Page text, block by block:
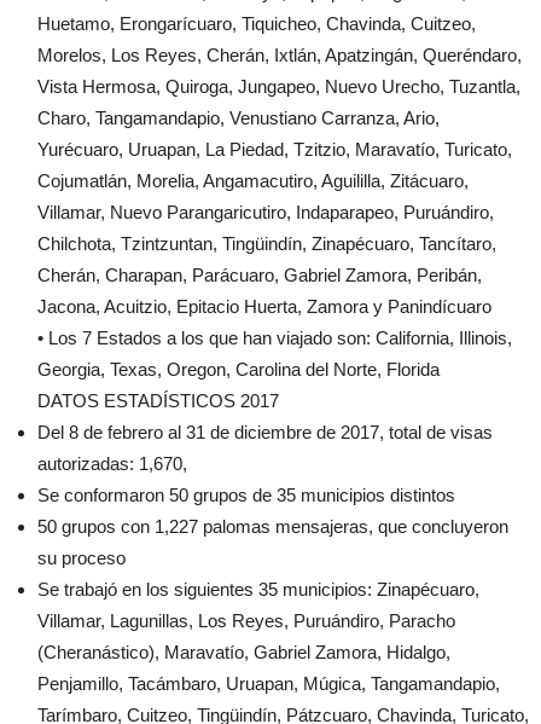
Huetamo, Erongarícuaro, Tiquicheo, Chavinda, Cuitzeo,
Morelos, Los Reyes, Cherán, Ixtlán, Apatzingán, Queréndaro,
Vista Hermosa, Quiroga, Jungapeo, Nuevo Urecho, Tuzantla,
Charo, Tangamandapio, Venustiano Carranza, Ario,
Yurécuaro, Uruapan, La Piedad, Tzitzio, Maravatío, Turicato,
Cojumatlán, Morelia, Angamacutiro, Aguililla, Zitácuaro,
Villamar, Nuevo Parangaricutiro, Indaparapeo, Puruándiro,
Chilchota, Tzintzuntan, Tingüindín, Zinapécuaro, Tancítaro,
Cherán, Charapan, Parácuaro, Gabriel Zamora, Peribán,
Jacona, Acuitzio, Epitacio Huerta, Zamora y Panindícuaro
• Los 7 Estados a los que han viajado son: California, Illinois,
Georgia, Texas, Oregon, Carolina del Norte, Florida
DATOS ESTADÍSTICOS 2017
Del 8 de febrero al 31 de diciembre de 2017, total de visas
autorizadas: 1,670,
Se conformaron 50 grupos de 35 municipios distintos
50 grupos con 1,227 palomas mensajeras, que concluyeron
su proceso
Se trabajó en los siguientes 35 municipios: Zinapécuaro,
Villamar, Lagunillas, Los Reyes, Puruándiro, Paracho
(Cheranástico), Maravatío, Gabriel Zamora, Hidalgo,
Penjamillo, Tacámbaro, Uruapan, Múgica, Tangamandapio,
Tarímbaro, Cuitzeo, Tingüindín, Pátzcuaro, Chavinda, Turicato,